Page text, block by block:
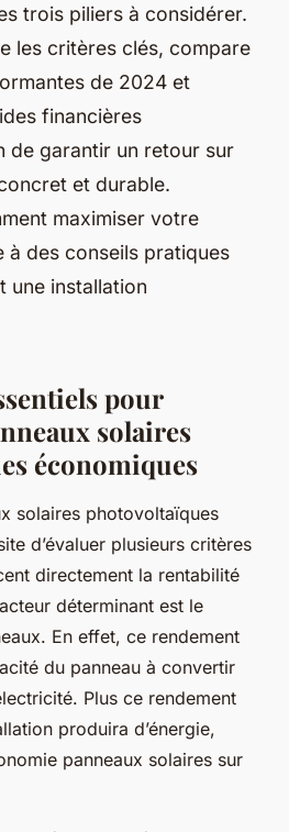
trois piliers à considérer.
les critères clés, compare
de 2024 et
financières
de garantir un retour sur
et durable.
maximiser votre
à des conseils pratiques
une installation
pour
solaires
économiques
solaires photovoltaïques
d’évaluer plusieurs critères
directement la rentabilité
déterminant est le
En effet, ce rendement
du panneau à convertir
Plus ce rendement
produira d’énergie,
panneaux solaires sur